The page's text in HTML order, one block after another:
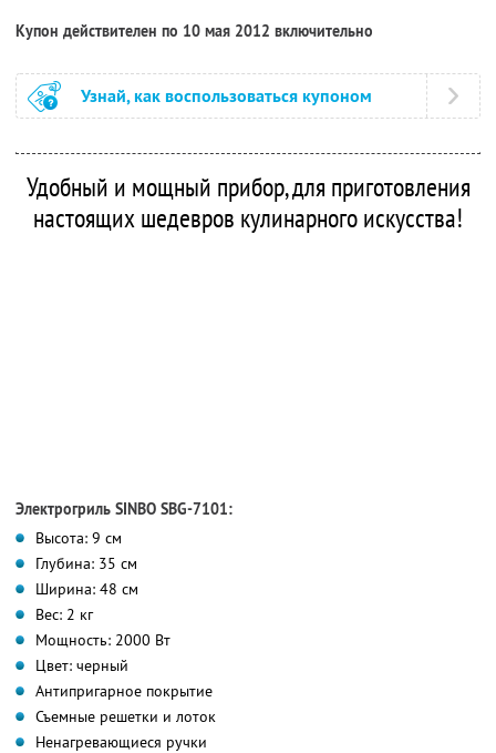
Купон действителен по 10 мая 2012 включительно
Узнай, как воспользоваться купоном
Удобный и мощный прибор, для приготовления
настоящих шедевров кулинарного искусства!
Электрогриль SINBO SBG-7101:
Высота: 9 см
Глубина: 35 см
Ширина: 48 см
Вес: 2 кг
Мощность: 2000 Вт
Цвет: черный
Антипригарное покрытие
Съемные решетки и лоток
Ненагревающиеся ручки